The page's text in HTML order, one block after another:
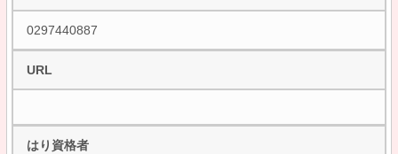
0297440887
URL
はり資格者